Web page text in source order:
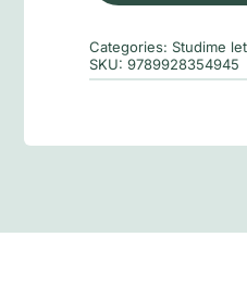
Categories: Studime
SKU:9789928354945